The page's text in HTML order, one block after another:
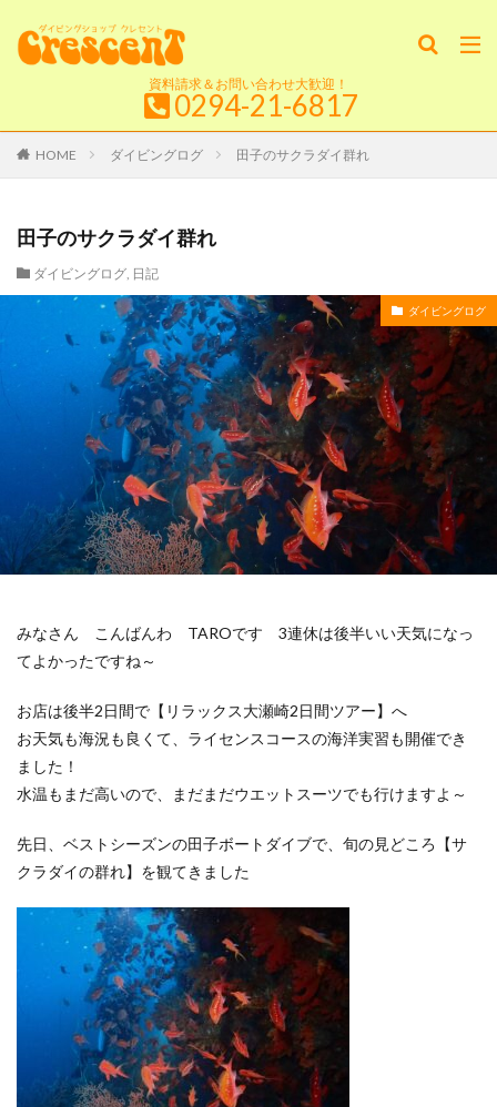
資料請求＆お問い合わせ大歓迎！
0294-21-6817
HOME ダイビングログ 田子のサクラダイ群れ
田子のサクラダイ群れ
ダイビングログ, 日記
ダイビングログ
みなさん こんばんわ TAROです 3連休は後半いい天気になっ
てよかったですね～
お店は後半2日間で【リラックス大瀬崎2日間ツアー】へ
お天気も海況も良くて、ライセンスコースの海洋実習も開催でき
ました！
水温もまだ高いので、まだまだウエットスーツでも行けますよ～
先日、ベストシーズンの田子ボートダイブで、旬の見どころ【サ
クラダイの群れ】を観てきました